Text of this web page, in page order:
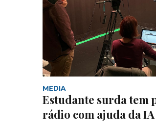
MEDIA
Estudante surda tem
rádio com ajuda da IA